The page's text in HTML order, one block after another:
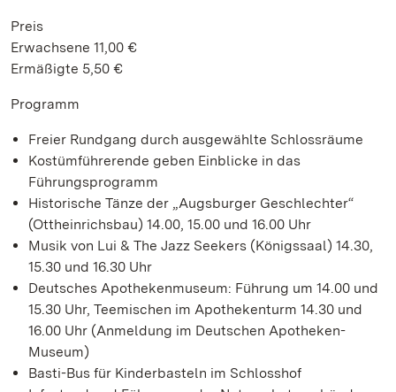
Preis
Erwachsene 11,00 €
Ermäßigte 5,50 €
Programm
Freier Rundgang durch ausgewählte Schlossräume
Kostümführerende geben Einblicke in das
Führungsprogramm
Historische Tänze der „Augsburger Geschlechter“
(Ottheinrichsbau) 14.00, 15.00 und 16.00 Uhr
Musik von Lui & The Jazz Seekers (Königssaal) 14.30,
15.30 und 16.30 Uhr
Deutsches Apothekenmuseum: Führung um 14.00 und
15.30 Uhr, Teemischen im Apothekenturm 14.30 und
16.00 Uhr (Anmeldung im Deutschen Apotheken-
Museum)
Basti-Bus für Kinderbasteln im Schlosshof